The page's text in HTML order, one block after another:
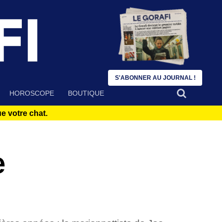
HOROSCOPE BOUTIQUE
votre chat.
S'ABONNER AU JOURNAL !